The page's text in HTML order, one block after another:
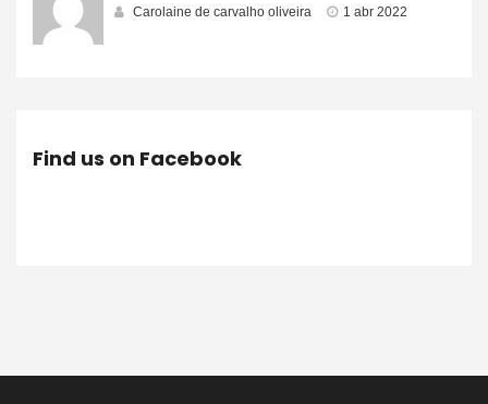
Carolaine de carvalho oliveira 1 abr 2022
Find us on Facebook